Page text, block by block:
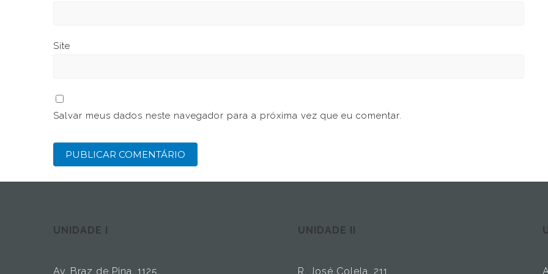
Site
Salvar meus dados neste navegador para a próxima vez que eu comentar.
UNIDADE I
Av. Braz de Pina, 1125
UNIDADE II
R. José Colela, 211